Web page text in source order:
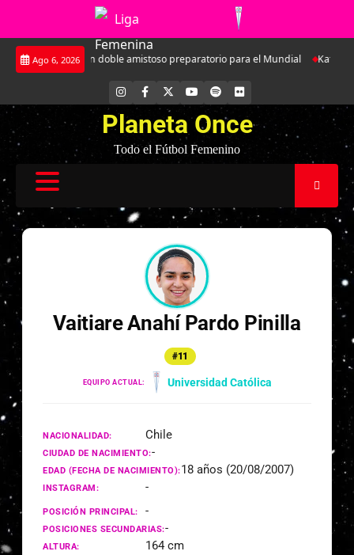
Saltar
Ago 6, 2026
a Argentina en doble amistoso preparatorio para el Mundial
INSTAGRAM
FACEBOOK YOUTUBE
SPOTIFYFLICKR
Planeta Once
Todo el Fútbol Femenino
Vaitiare Anahí Pardo Pinilla
#11
EQUIPO ACTUAL: Universidad Católica
NACIONALIDAD: Chile
CIUDAD DE NACIMIENTO:-
EDAD (FECHA DE NACIMIENTO):18 años (20/08/2007)
INSTAGRAM: -
POSICIÓN PRINCIPAL: -
POSICIONES SECUNDARIAS:-
ALTURA: 164 cm